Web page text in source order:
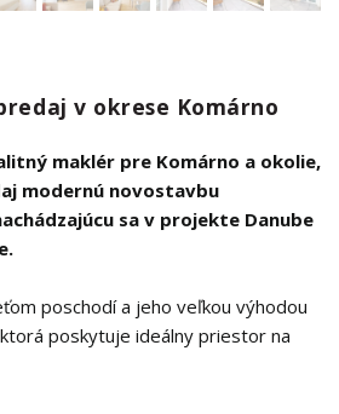
v okrese Komárno
maklér pre Komárno a okolie,
modernú novostavbu
sa v projekte Danube
poschodí a jeho veľkou výhodou
poskytuje ideálny priestor na